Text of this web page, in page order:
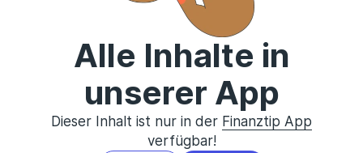
Alle Inhalte in
unserer App
Dieser Inhalt ist nur in der Finanztip App
verfügbar!